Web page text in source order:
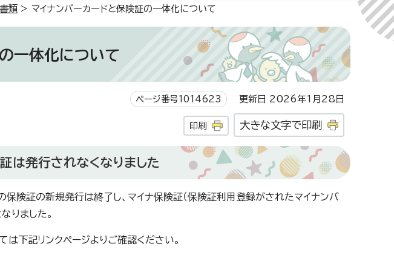
類 > マイナンバーカードと保険証の一体化について
一体化について
ページ番号1014623 更新日 2026年1月28日
印刷 大きな文字で印刷
は発行されなくなりました
険証の新規発行は終了し、マイナ保険証（保険証利用登録がされたマイナンバ
りました。
下記リンクページよりご確認ください。